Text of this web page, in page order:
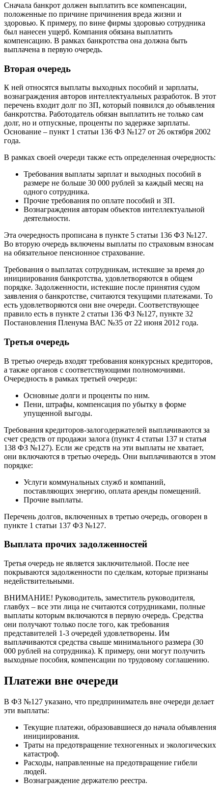
Сначала банкрот должен выплатить все компенсации,
положенные по причине причинения вреда жизни и
здоровью. К примеру, по вине фирмы здоровью сотрудника
был нанесен ущерб. Компания обязана выплатить
компенсацию. В рамках банкротства она должна быть
выплачена в первую очередь.
Вторая очередь
К ней относятся выплаты выходных пособий и зарплаты,
вознаграждения авторов интеллектуальных разработок. В этот
перечень входит долг по ЗП, который появился до объявления
банкротства. Работодатель обязан выплатить не только сам
долг, но и отпускные, проценты по задержке зарплаты.
Основание – пункт 1 статьи 136 ФЗ №127 от 26 октября 2002
года.
В рамках своей очереди также есть определенная очередность:
Требования выплаты зарплат и выходных пособий в
размере не больше 30 000 рублей за каждый месяц на
одного сотрудника.
Прочие требования по оплате пособий и ЗП.
Вознаграждения авторам объектов интеллектуальной
деятельности.
Эта очередность прописана в пункте 5 статьи 136 ФЗ №127.
Во вторую очередь включены выплаты по страховым взносам
на обязательное пенсионное страхование.
Требования о выплатах сотрудникам, истекшие за время до
инициирования банкротства, удовлетворяются в общем
порядке. Задолженности, истекшие после принятия судом
заявления о банкротстве, считаются текущими платежами. То
есть удовлетворяются они вне очереди. Соответствующее
правило есть в пункте 2 статьи 136 ФЗ №127, пункте 32
Постановления Пленума ВАС №35 от 22 июня 2012 года.
Третья очередь
В третью очередь входят требования конкурсных кредиторов,
а также органов с соответствующими полномочиями.
Очередность в рамках третьей очереди:
Основные долги и проценты по ним.
Пени, штрафы, компенсация по убытку в форме
упущенной выгоды.
Требования кредиторов-залогодержателей выплачиваются за
счет средств от продажи залога (пункт 4 статьи 137 и статья
138 ФЗ №127). Если же средств на эти выплаты не хватает,
они включаются в третью очередь. Они выплачиваются в этом
порядке:
Услуги коммунальных служб и компаний,
поставляющих энергию, оплата аренды помещений.
Прочие выплаты.
Перечень долгов, включенных в третью очередь, оговорен в
пункте 1 статьи 137 ФЗ №127.
Выплата прочих задолженностей
Третья очередь не является заключительной. После нее
покрываются задолженности по сделкам, которые признаны
недействительными.
ВНИМАНИЕ! Руководитель, заместитель руководителя,
главбух – все эти лица не считаются сотрудниками, полные
выплаты которым включаются в первую очередь. Средства
они получают только после того, как требования
представителей 1-3 очередей удовлетворены. Им
выплачиваются средства свыше минимального размера (30
000 рублей на сотрудника). К примеру, они могут получить
выходные пособия, компенсации по трудовому соглашению.
Платежи вне очереди
В ФЗ №127 указано, что предприниматель вне очереди делает
эти выплаты:
Текущие платежи, образовавшиеся до начала объявления
инициирования.
Траты на предотвращение техногенных и экологических
катастроф.
Расходы, направленные на предотвращение гибели
людей.
Вознаграждение держателю реестра.